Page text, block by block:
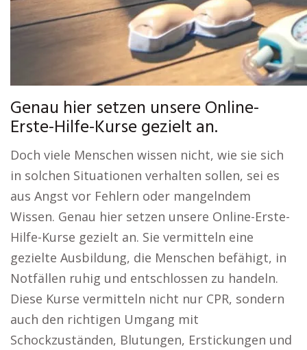
Genau hier setzen unsere Online-
Erste-Hilfe-Kurse gezielt an.
Doch viele Menschen wissen nicht, wie sie sich
in solchen Situationen verhalten sollen, sei es
aus Angst vor Fehlern oder mangelndem
Wissen. Genau hier setzen unsere Online-Erste-
Hilfe-Kurse gezielt an. Sie vermitteln eine
gezielte Ausbildung, die Menschen befähigt, in
Notfällen ruhig und entschlossen zu handeln.
Diese Kurse vermitteln nicht nur CPR, sondern
auch den richtigen Umgang mit
Schockzuständen, Blutungen, Erstickungen und